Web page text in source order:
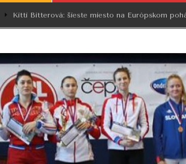
Kitti Bitterová: šieste miesto na Európskom pohári v